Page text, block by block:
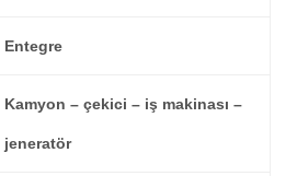
Entegre
Kamyon – çekici – iş makinası –
jeneratör